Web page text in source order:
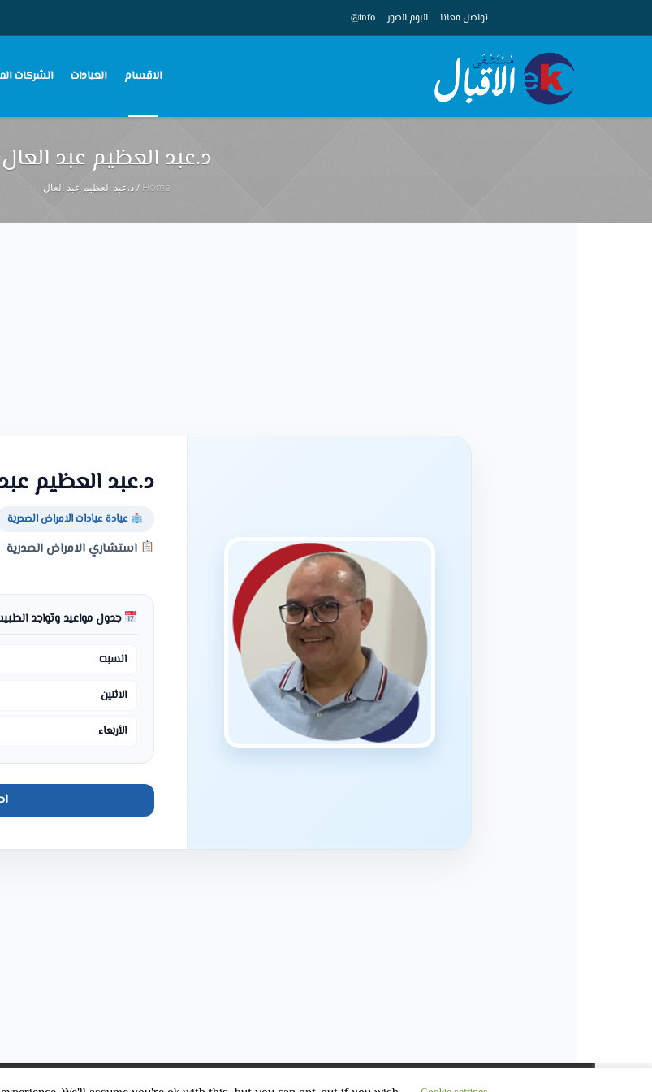
تواصل معانا البوم الصور info@
الاقسام العيادات الشركات
د.عبد العظيم عبد العال
Home
/د.عبد العظيم عبد العال
د.عبد العظيم
عيادة عيادات الامراض الصدرية
استشاري الامراض الصدرية
جدول مواعيد وتواجد
السبت
الاثنين
الأربعاء